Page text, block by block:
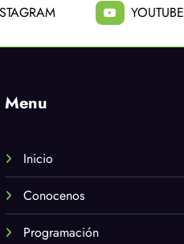
YOUTUBE
Menu
Inicio
Conocenos
Programación